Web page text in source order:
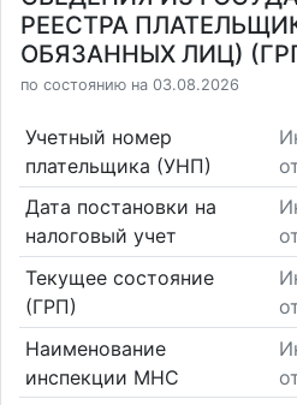
РЕЕСТРА
ОБЯЗАННЫХ ЛИЦ)
по состоянию на 03.08.2026
Учетный номер
плательщика (УНП)
Дата постановки на
налоговый учет
Текущее состояние
(ГРП)
Наименование
инспекции МНС